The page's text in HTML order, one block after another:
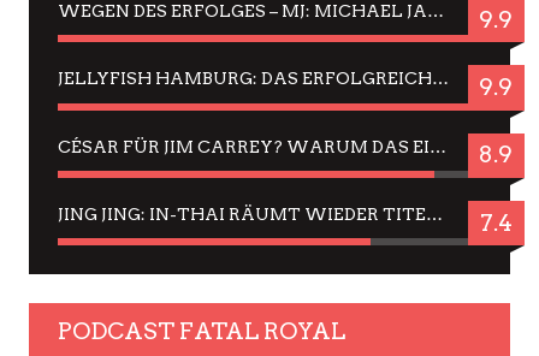
WEGEN DES ERFOLGES – MJ: MICHAEL JACKSON MUSICAL IN EINER MATINEE SEHEN 9.9
JELLYFISH HAMBURG: DAS ERFOLGREICHE SOMMER-MENÜ 2025 IN GEFÜHLEN UND BILDERN 9.9
CÉSAR FÜR JIM CARREY? WARUM DAS EINER DER NERVIGSTEN ACTORS IST UND BLEIBT 8.9
JING JING: IN-THAI RÄUMT WIEDER TITEL AB – EIN ZWEI-STUNDEN-ERLEBNISBERICHT 7.4
PODCAST FATAL ROYAL